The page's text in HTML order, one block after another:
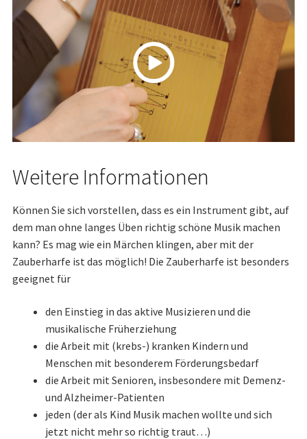
Weitere Informationen
Können Sie sich vorstellen, dass es ein Instrument gibt, auf
dem man ohne langes Üben richtig schöne Musik machen
kann? Es mag wie ein Märchen klingen, aber mit der
Zauberharfe ist das möglich! Die Zauberharfe ist besonders
geeignet für
den Einstieg in das aktive Musizieren und die
musikalische Früherziehung
die Arbeit mit (krebs-) kranken Kindern und
Menschen mit besonderem Förderungsbedarf
die Arbeit mit Senioren, insbesondere mit Demenz-
und Alzheimer-Patienten
jeden (der als Kind Musik machen wollte und sich
jetzt nicht mehr so richtig traut…)